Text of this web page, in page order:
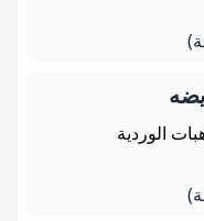
الوردية